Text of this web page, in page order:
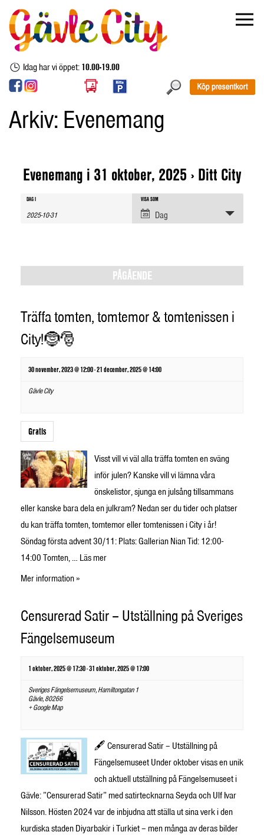
Idag har vi öppet:10.00-19.00
Arkiv: Evenemang
Evenemang i 31 oktober, 2025 › Ditt City
Evenemang
Views
Navigation
Evenemang
sök
DAG I Evenemang
Views
Navigation
VISA SOM
Dag
PÅGÅENDE
Träffa tomten, tomtemor & tomtenissen i
City!🤶🎅
30 november, 2023 @ 12:00-21 december, 2025 @ 14:00
Gävle City
Gratis
Visst vill vi väl alla träffa tomten en sväng
inför julen? Kanske vill vi lämna våra
önskelistor, sjunga en julsång tillsammans
eller kanske bara dela en julkram? Nedan ser du tider och platser
du kan träffa tomten, tomtemor eller tomtenissen i City i år!
Söndag första advent 30/11: Plats: Gallerian Nian Tid: 12:00-
14:00 Tomten, … Läs mer
Mer information »
Censurerad Satir – Utställning på Sveriges
Fängelsemuseum
1 oktober, 2025 @ 17:30-31 oktober, 2025 @ 17:00
Sveriges Fängelsemuseum,Hamiltongatan 1
Gävle,80266
+ Google Map
🖋️ Censurerad Satir – Utställning på
Fängelsemuseet Under oktober visas en unik
och aktuell utställning på Fängelsemuseet i
Gävle: ”Censurerad Satir” med satirtecknarna Seyda och Ulf Ivar
Nilsson. Hösten 2024 var de inbjudna att ställa ut sina verk i den
kurdiska staden Diyarbakir i Turkiet – men många av deras bilder